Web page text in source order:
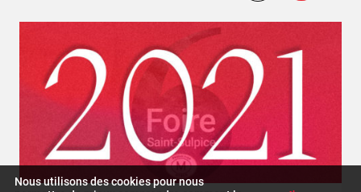
Nous utilisons des cookies pour nous